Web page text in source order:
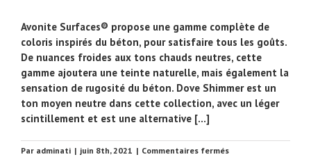
Avonite Surfaces® propose une gamme complète de
coloris inspirés du béton, pour satisfaire tous les goûts.
De nuances froides aux tons chauds neutres, cette
gamme ajoutera une teinte naturelle, mais également la
sensation de rugosité du béton. Dove Shimmer est un
ton moyen neutre dans cette collection, avec un léger
scintillement et est une alternative [...]
Par adminati | juin 8th, 2021 | Commentaires ferméssur